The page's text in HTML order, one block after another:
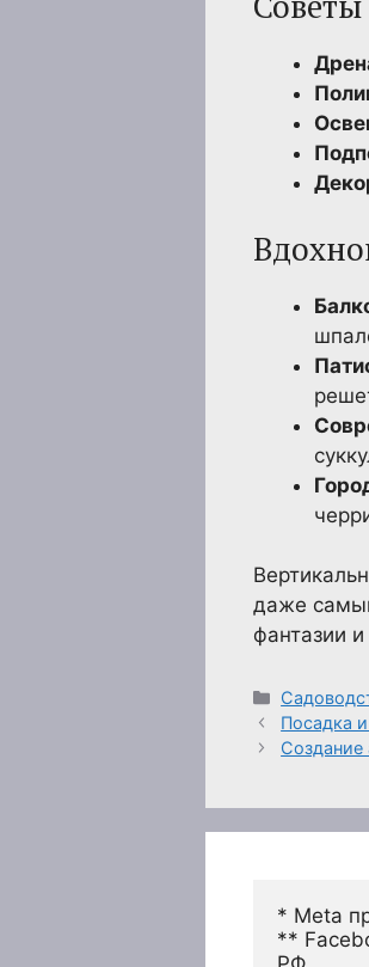
даже
фантазии
Рубрики
Посадка
Создание
* Meta
**